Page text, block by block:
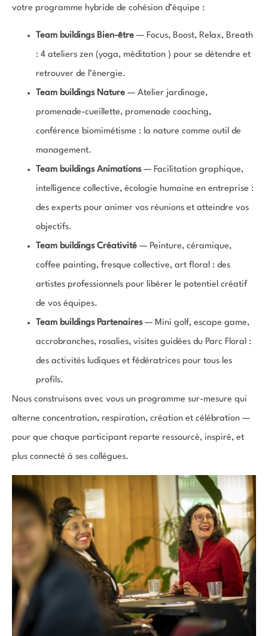
votre programme hybride de cohésion d’équipe :
Team buildings Bien-être — Focus, Boost, Relax, Breath
: 4 ateliers zen (yoga, méditation ) pour se détendre et
retrouver de l’énergie.
Team buildings Nature — Atelier jardinage,
promenade-cueillette, promenade coaching,
conférence biomimétisme : la nature comme outil de
management.
Team buildings Animations— Facilitation graphique,
intelligence collective, écologie humaine en entreprise :
des experts pour animer vos réunions et atteindre vos
objectifs.
Team buildings Créativité — Peinture, céramique,
coffee painting, fresque collective, art floral : des
artistes professionnels pour libérer le potentiel créatif
de vos équipes.
Team buildings Partenaires— Mini golf, escape game,
accrobranches, rosalies, visites guidées du Parc Floral :
des activités ludiques et fédératrices pour tous les
profils.
Nous construisons avec vous un programme sur-mesure qui
alterne concentration, respiration, création et célébration —
pour que chaque participant reparte ressourcé, inspiré, et
plus connecté à ses collègues.